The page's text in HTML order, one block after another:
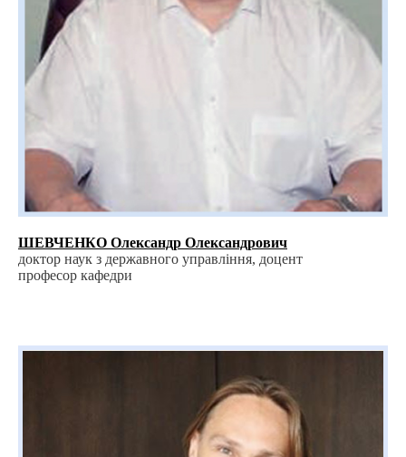
ШЕВЧЕНКО Олександр Олександрович
доктор наук з державного управління, доцент
професор кафедри